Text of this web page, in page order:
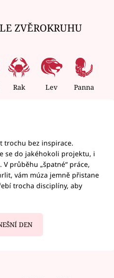
ZVĚROKRUHU
Rak Lev Panna
trochu bez inspirace.
se do jakéhokoli projektu, i
průběhu „špatné“ práce,
vám múza jemně přistane
trocha disciplíny, aby
DEN